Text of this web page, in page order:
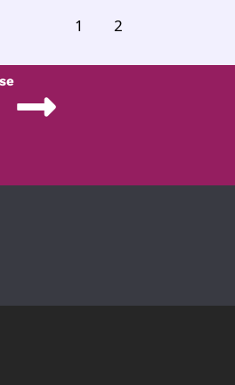
1 2